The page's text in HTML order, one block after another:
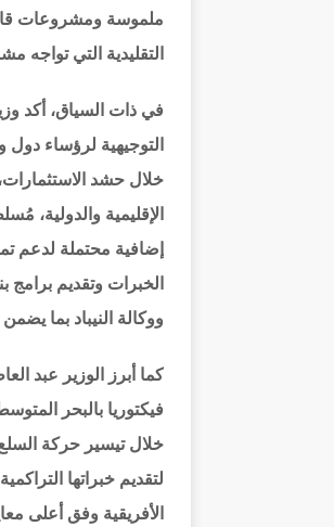
ملموسة ومشروعات
التقليدية التي تواجه
في ذات السياق، أكد
التوجيهية لرؤساء دول
خلال حشد
الإقليمية والدولية،
إضافية محتملة لدعم
الخبرات وتقديم برامج
ووكالة النيباد بما
كما أبرز الوزير عبد
خلال تيسير حركة
لتقديم خبراتها
الأفريقية وفق أعلى